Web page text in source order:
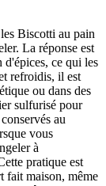
Biscotti au pain
La réponse est
d'épices, ce qui les
refroidis, il est
ou dans des
sulfurisé pour
au
vous
à
pratique est
fait maison, même